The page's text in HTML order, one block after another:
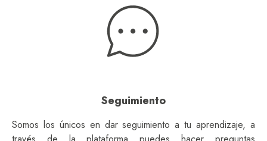
Seguimiento
Somos los únicos en dar seguimiento a tu aprendizaje, a